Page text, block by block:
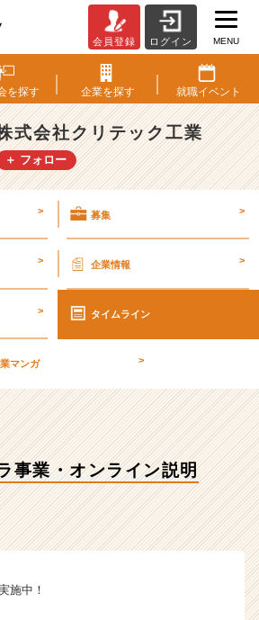
定
型
イ
ン
フ
ラ
ン
ン
【株
式
リ
テ
タ
会員登録 ログイン MENU
を探す 企業を探す 就職イベント
式会社クリテック工業
＋ フォロー
> 募集 >
> 企業情報 >
> タイムライン
マンガ >
事業・オンライン説明
施中！